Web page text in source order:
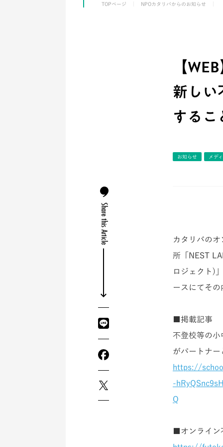
TOPページ NPOカタリバからのお知らせ
【
新しい
する
お知らせ メデ
Share this Article
カタリバの
所「NEST
ロジェクト)
ースにてその
■掲載記事
不登校等の
がパートナー
https://
-
Q
■オンライン